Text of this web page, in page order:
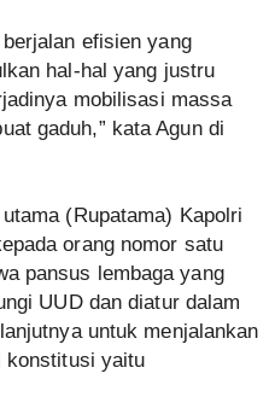
efisien yang
hal-hal yang justru
mobilisasi massa
gaduh,” kata Agun di
(Rupatama) Kapolri
orang nomor satu
pansus lembaga yang
UUD dan diatur dalam
untuk menjalankan
konstitusi yaitu